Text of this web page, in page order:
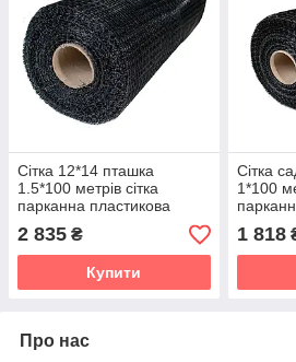
Сітка 12*14 пташка
1.5*100 метрів сітка
парканна пластикова
чорна
2 835 ₴
Купити
Сітка
1*100
чорна
1 818
Про нас